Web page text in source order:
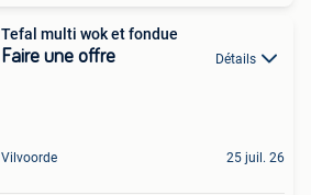
Tefal multi wok et fondue
Faire une offre Détails
Vilvoorde 25 juil. 26